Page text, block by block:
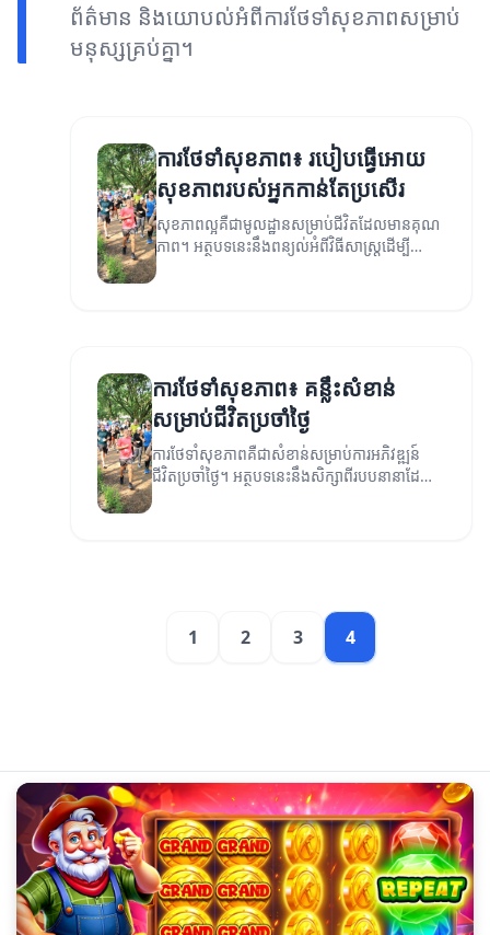
ព័ត៌មាន និងយោបល់អំពីការថែទាំសុខភាពសម្រាប់
មនុស្សគ្រប់គ្នា។
ការថែទាំសុខភាព៖ របៀបធ្វើអោយ
សុខភាពរបស់អ្នកកាន់តែប្រសើរ
សុខភាពល្អគឺជាមូលដ្ឋានសម្រាប់ជីវិតដែលមានគុណ
ភាព។ អត្ថបទនេះនឹងពន្យល់អំពីវិធីសាស្ត្រដើម្បី
ការថែទាំសុខភាព៖ គន្លឹះសំខាន់
សម្រាប់ជីវិតប្រចាំថ្ងៃ
ការថែទាំសុខភាពគឺជាសំខាន់សម្រាប់ការអភិវឌ្ឍន៍
ជីវិតប្រចាំថ្ងៃ។ អត្ថបទនេះនឹងសិក្សាពីរបបនានាដែល
1 2 3 4